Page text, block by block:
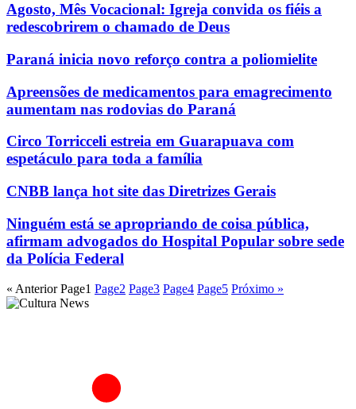
Agosto, Mês Vocacional: Igreja convida os fiéis a
redescobrirem o chamado de Deus
Paraná inicia novo reforço contra a poliomielite
Apreensões de medicamentos para emagrecimento
aumentam nas rodovias do Paraná
Circo Torricceli estreia em Guarapuava com
espetáculo para toda a família
CNBB lança hot site das Diretrizes Gerais
Ninguém está se apropriando de coisa pública,
afirmam advogados do Hospital Popular sobre sede
da Polícia Federal
« Anterior Page1 Page2 Page3 Page4 Page5 Próximo »